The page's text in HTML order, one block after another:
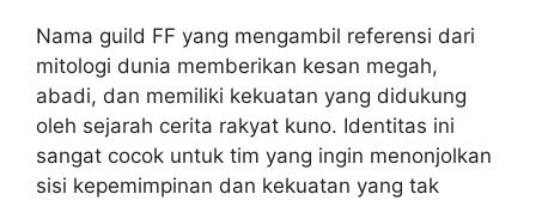
Nama guild FF yang mengambil referensi dari
mitologi dunia memberikan kesan megah,
abadi, dan memiliki kekuatan yang didukung
oleh sejarah cerita rakyat kuno. Identitas ini
sangat cocok untuk tim yang ingin menonjolkan
sisi kepemimpinan dan kekuatan yang tak